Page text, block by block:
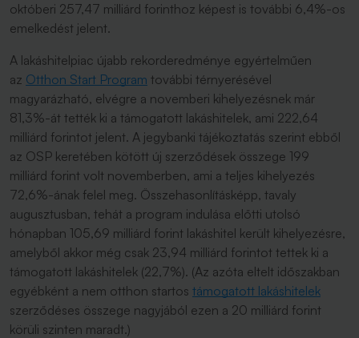
októberi 257,47 milliárd forinthoz képest is további 6,4%-os
emelkedést jelent.
A lakáshitelpiac újabb rekorderedménye egyértelműen
az Otthon Start Program további térnyerésével
magyarázható, elvégre a novemberi kihelyezésnek már
81,3%-át tették ki a támogatott lakáshitelek, ami 222,64
milliárd forintot jelent. A jegybanki tájékoztatás szerint ebből
az OSP keretében kötött új szerződések összege 199
milliárd forint volt novemberben, ami a teljes kihelyezés
72,6%-ának felel meg. Összehasonlításképp, tavaly
augusztusban, tehát a program indulása előtti utolsó
hónapban 105,69 milliárd forint lakáshitel került kihelyezésre,
amelyből akkor még csak 23,94 milliárd forintot tettek ki a
támogatott lakáshitelek (22,7%). (Az azóta eltelt időszakban
egyébként a nem otthon startos támogatott lakáshitelek
szerződéses összege nagyjából ezen a 20 milliárd forint
körüli szinten maradt.)